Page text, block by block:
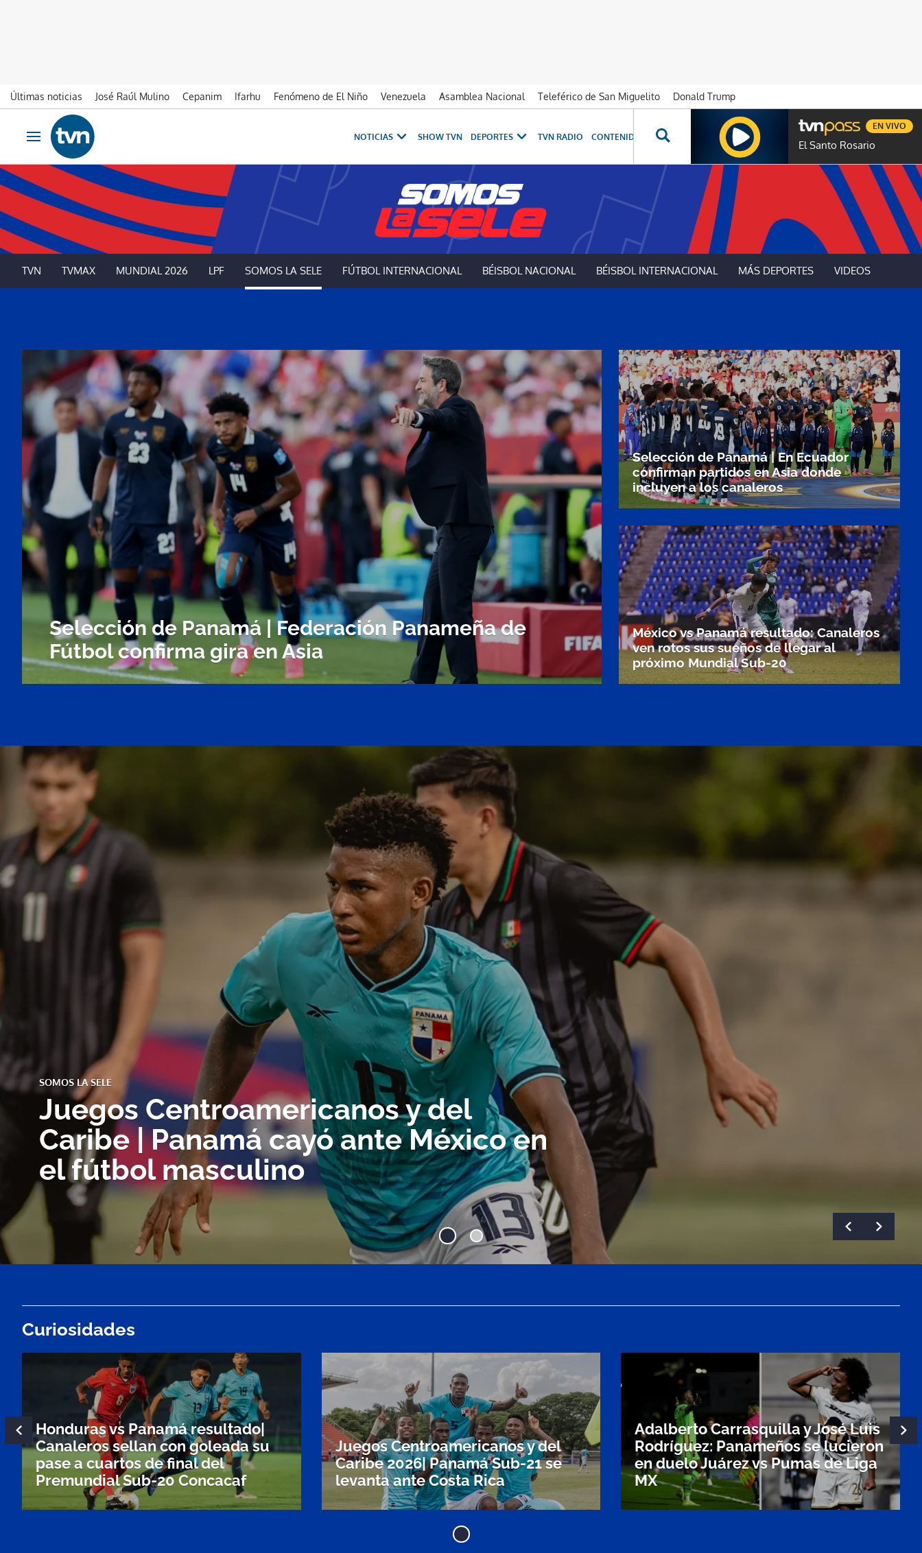
Últimas noticias José Raúl Mulino Cepanim Ifarhu Fenómeno de El Niño Venezuela Asamblea Nacional Teleférico de San Miguelito
Donald Trump
Ir al contenido
Obrir navegació
NOTICIAS SHOW TVN DEPORTES TVN RADIO CONTENIDOS ESPECIALES NOVELAS GENTE TVN
El Santo Rosario
EN VIVO
Somos La Sele
TVN TVMAX MUNDIAL 2026 LPF SOMOS LA SELE FÚTBOL INTERNACIONAL BÉISBOL NACIONAL BÉISBOL INTERNACIONAL MÁS DEPORTES VIDEOS
Selección de Panamá | Federación Panameña de
Fútbol confirma gira en Asia
Selección de Panamá | En Ecuador
confirman partidos en Asia donde
incluyen a los canaleros
México vs Panamá resultado: Canaleros
ven rotos sus sueños de llegar al
próximo Mundial Sub-20
SOMOS LA SELE
Juegos Centroamericanos y del
Caribe | Panamá cayó ante México en
el fútbol masculino
Ir a 1 Ir a 2
Curiosidades
Honduras vs Panamá resultado|
Canaleros sellan con goleada su
pase a cuartos de final del
Premundial Sub-20 Concacaf
Juegos Centroamericanos y del
Caribe 2026| Panamá Sub-21 se
levanta ante Costa Rica
Adalberto Carrasquilla y José Luis
Rodríguez: Panameños se lucieron
en duelo Juárez vs Pumas de Liga
MX
Ir a 1